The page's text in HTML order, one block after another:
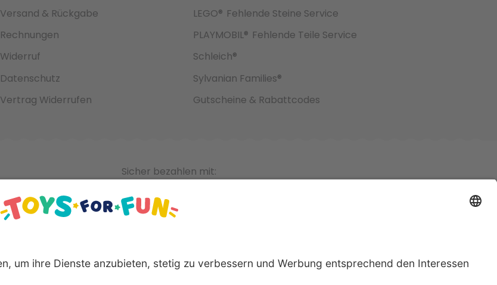
Versand & Rückgabe
Rechnungen
Widerruf
Datenschutz
Vertrag Widerrufen
LEGO® Fehlende Steine Service
PLAYMOBIL® Fehlende Teile Service
Schleich®
Sylvanian Families®
Gutscheine & Rabattcodes
Sicher bezahlen mit: